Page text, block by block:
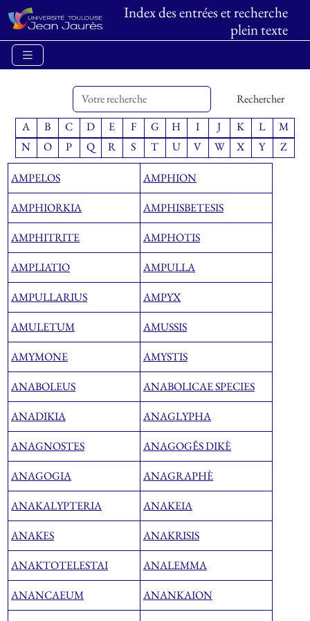
Index des entrées et recherche
plein texte
Rechercher
A
B C D E F G H I J K L
M
N
O P Q R S T U V W X Y Z
AMPELOS AMPHION
AMPHIORKIA AMPHISBETESIS
AMPHITRITE AMPHOTIS
AMPLIATIO AMPULLA
AMPULLARIUS AMPYX
AMULETUM AMUSSIS
AMYMONE AMYSTIS
ANABOLEUS ANABOLICAE SPECIES
ANADIKIA ANAGLYPHA
ANAGNOSTES ANAGOGÊS DIKÈ
ANAGOGIA ANAGRAPHÈ
ANAKALYPTERIA ANAKEIA
ANAKES ANAKRISIS
ANAKTOTELESTAI ANALEMMA
ANANCAEUM ANANKAION